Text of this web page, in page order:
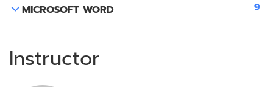
MICROSOFT WORD 9
Instructor